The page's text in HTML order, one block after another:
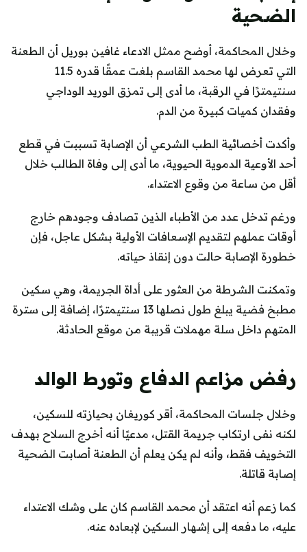
الضحية
وخلال المحاكمة، أوضح ممثل الادعاء غافين بوريل أن الطعنة
التي تعرض لها محمد القاسم بلغت عمقًا قدره 11.5
سنتيمترًا في الرقبة، ما أدى إلى تمزق الوريد الوداجي
وفقدان كميات كبيرة من الدم.
وأكدت أخصائية الطب الشرعي أن الإصابة تسببت في قطع
أحد الأوعية الدموية الحيوية، ما أدى إلى وفاة الطالب خلال
أقل من ساعة من وقوع الاعتداء.
ورغم تدخل عدد من الأطباء الذين تصادف وجودهم خارج
أوقات عملهم لتقديم الإسعافات الأولية بشكل عاجل، فإن
خطورة الإصابة حالت دون إنقاذ حياته.
وتمكنت الشرطة من العثور على أداة الجريمة، وهي سكين
مطبخ فضية يبلغ طول نصلها 13 سنتيمترًا، إضافة إلى سترة
المتهم داخل سلة مهملات قريبة من موقع الحادثة.
رفض مزاعم الدفاع وتورط الوالد
وخلال جلسات المحاكمة، أقر كوريغان بحيازته للسكين،
لكنه نفى ارتكاب جريمة القتل، مدعيًا أنه أخرج السلاح بهدف
التخويف فقط، وأنه لم يكن يعلم أن الطعنة أصابت الضحية
إصابة قاتلة.
كما زعم أنه اعتقد أن محمد القاسم كان على وشك الاعتداء
عليه، ما دفعه إلى إشهار السكين لإبعاده عنه.